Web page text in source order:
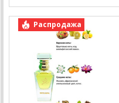
Распродажа